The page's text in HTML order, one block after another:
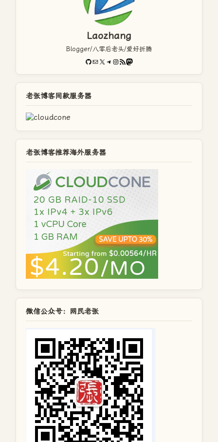
Laozhang
Blogger/八零后老头/爱好折腾
GitHub
电子邮件X Telegram
Instagram
RSS FeedMastodon
老张博客同款服务器
老张博客推荐海外服务器
微信公众号：网民老张